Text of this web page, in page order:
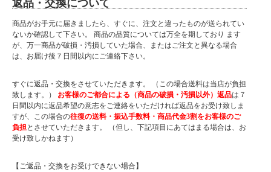
返品・交換について
商品がお手元に届きましたら、すぐに、注文と違ったものが送られてい
ないか確認して下さい。 商品の品質については万全を期しており ます
が、万一商品が破損・汚損していた場合、またはご注文と異なる場合
は、お届け後７日間以内にご連絡下さい。
すぐに返品・交換をさせていただきます。 （この場合送料は当店が負担
致します。） お客様のご都合による（商品の破損・汚損以外）返品は７
日間以内に返品希望の意志をご連絡をいただければ返品をお受け致しま
すが、この場合の往復の送料・振込手数料・商品代金3割をお客様のご
負担とさせていただきます。 （但し、下記項目にあてはまる場合は、お
受け致しかねます）
【ご返品・交換をお受けできない場合】